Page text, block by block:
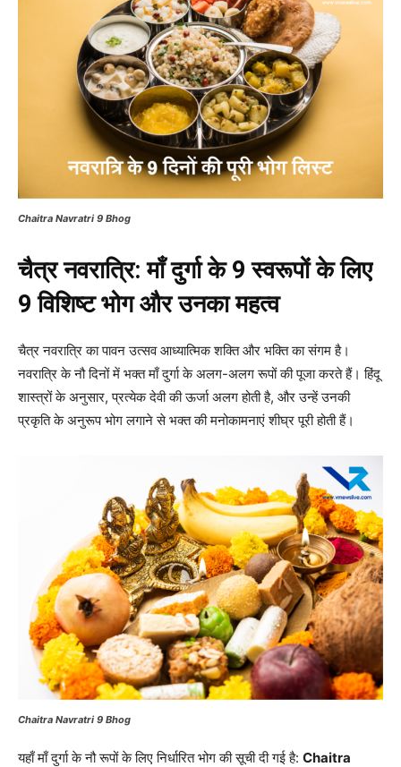
Chaitra Navratri 9 Bhog
चैत्र नवरात्रि: माँ दुर्गा के 9 स्वरूपों के लिए
9 विशिष्ट भोग और उनका महत्व
चैत्र नवरात्रि का पावन उत्सव आध्यात्मिक शक्ति और भक्ति का संगम है।
नवरात्रि के नौ दिनों में भक्त माँ दुर्गा के अलग-अलग रूपों की पूजा करते हैं। हिंदू
शास्त्रों के अनुसार, प्रत्येक देवी की ऊर्जा अलग होती है, और उन्हें उनकी
प्रकृति के अनुरूप भोग लगाने से भक्त की मनोकामनाएं शीघ्र पूरी होती हैं।
Chaitra Navratri 9 Bhog
यहाँ माँ दुर्गा के नौ रूपों के लिए निर्धारित भोग की सूची दी गई है: Chaitra